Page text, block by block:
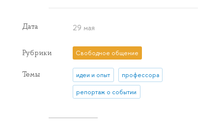
Дата 29 мая
Рубрики Свободное общение
Темы идеи и опыт профессора
репортаж о событии